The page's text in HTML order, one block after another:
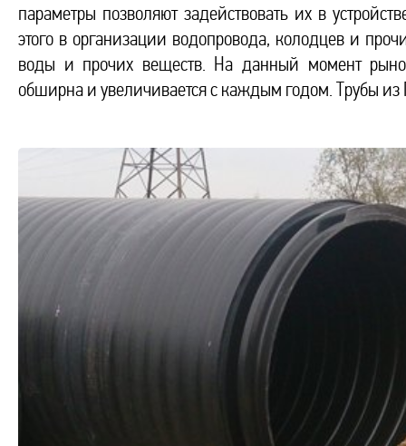
параметры позволяют задействовать их в
этого в организации водопровода, колодцев и
воды и прочих веществ. На данный момент
обширна и увеличивается с каждым годом. Трубы из